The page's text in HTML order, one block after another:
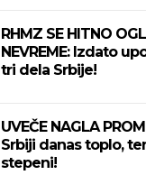
RHMZ SE HITNO
NEVREME: Izdato
tri dela Srbije!
UVEČE NAGLA
Srbiji danas toplo,
stepeni!